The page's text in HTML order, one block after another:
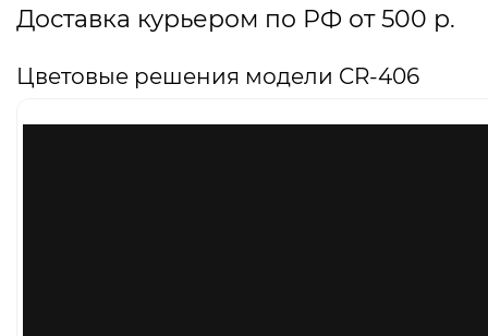
Доставка курьером по РФ от 500 р.
Цветовые решения модели CR-406